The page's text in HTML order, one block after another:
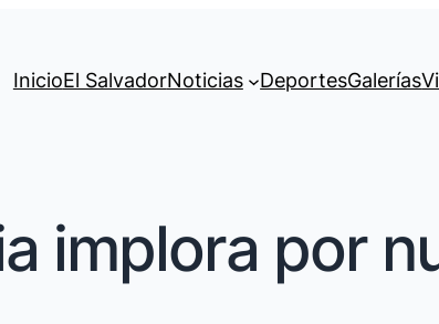
InicioEl SalvadorNoticias DeportesGalerías
implora por